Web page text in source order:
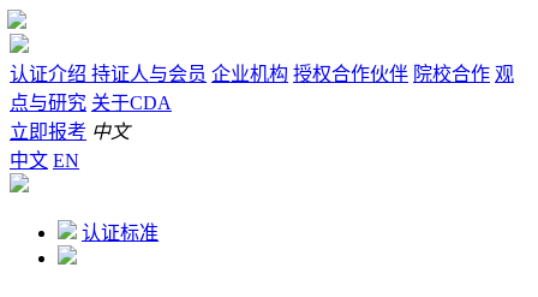
认证介绍 持证人与会员 企业机构 授权合作伙伴 院校合作 观
点与研究 关于CDA
立即报考 中文
中文 EN
认证标准